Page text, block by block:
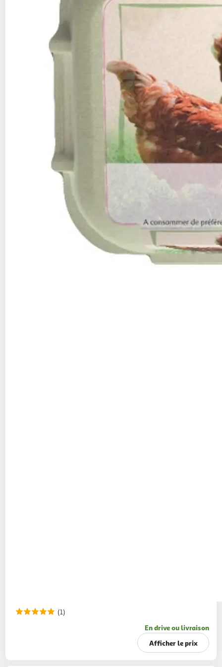
(1)
En drive ou livraison
Afficher le prix